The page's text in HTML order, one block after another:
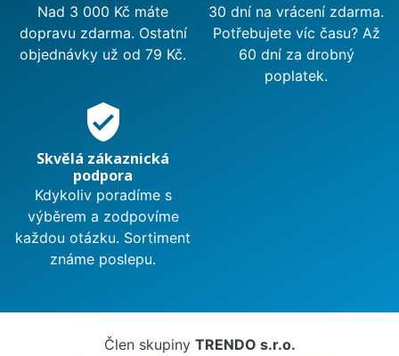
Nad 3 000 Kč máte
dopravu zdarma. Ostatní
objednávky už od 79 Kč.
30 dní na vrácení zdarma.
Potřebujete víc času? Až
60 dní za drobný
poplatek.
verified_user
Skvělá zákaznická
podpora
Kdykoliv poradíme s
výběrem a zodpovíme
každou otázku. Sortiment
známe poslepu.
Člen skupiny TRENDO s.r.o.